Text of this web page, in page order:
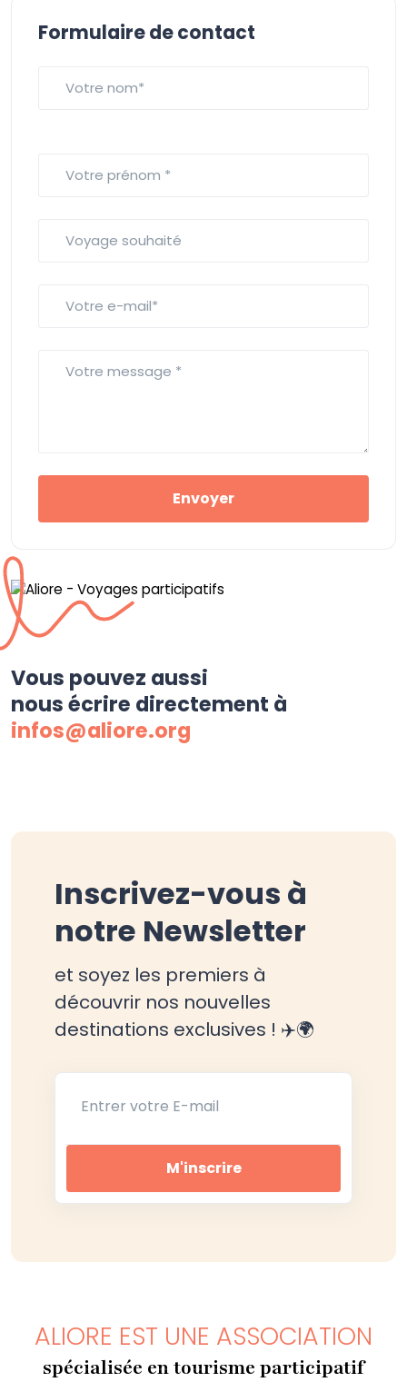
Formulaire de contact
Envoyer
Vous pouvez aussi
nous écrire directement à
infos@aliore.org
Inscrivez-vous à
notre Newsletter
et soyez les premiers à
découvrir nos nouvelles
destinations exclusives ! ✈️🌍
M'inscrire
ALIORE EST UNE ASSOCIATION
spécialisée en tourisme participatif